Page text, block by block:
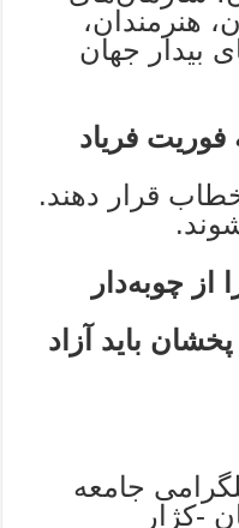
هنرمندان،
بیدار جهان
فریاد
قرار دهند.
از چوبه‌دار
باید آزاد
جامعه
-کژار